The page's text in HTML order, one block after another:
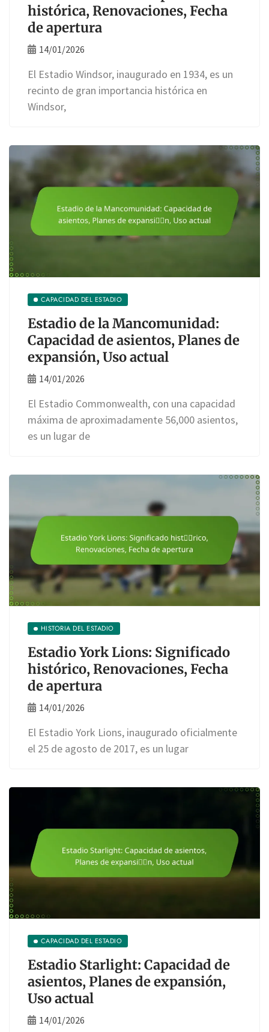
histórica, Renovaciones, Fecha
de apertura
14/01/2026
El Estadio Windsor, inaugurado en 1934, es un
recinto de gran importancia histórica en
Windsor,
CAPACIDAD DEL ESTADIO
Estadio de la Mancomunidad:
Capacidad de asientos, Planes de
expansión, Uso actual
14/01/2026
El Estadio Commonwealth, con una capacidad
máxima de aproximadamente 56,000 asientos,
es un lugar de
HISTORIA DEL ESTADIO
Estadio York Lions: Significado
histórico, Renovaciones, Fecha
de apertura
14/01/2026
El Estadio York Lions, inaugurado oficialmente
el 25 de agosto de 2017, es un lugar
CAPACIDAD DEL ESTADIO
Estadio Starlight: Capacidad de
asientos, Planes de expansión,
Uso actual
14/01/2026